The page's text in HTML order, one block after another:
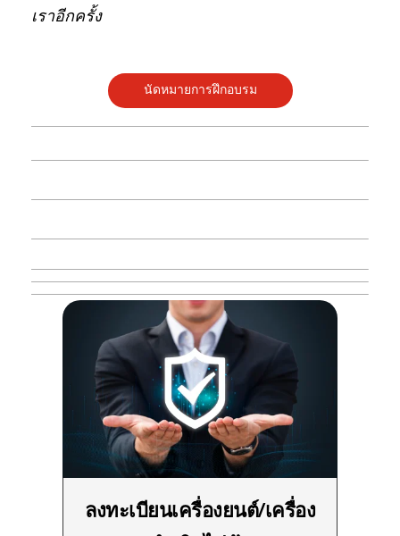
เราอีกครั้ง
นัดหมายการฝึกอบรม
ลงทะเบียนเครื่องยนต์/เครื่อง